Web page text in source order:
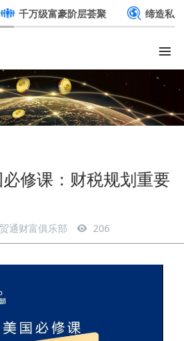
千万级富豪阶层荟聚 缔造私
修课：财税规划重要
通财富俱乐部 206